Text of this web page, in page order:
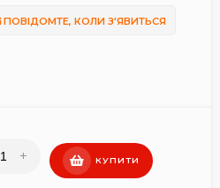
ПОВІДОМТЕ, КОЛИ З'ЯВИТЬСЯ
+ КУПИТИ